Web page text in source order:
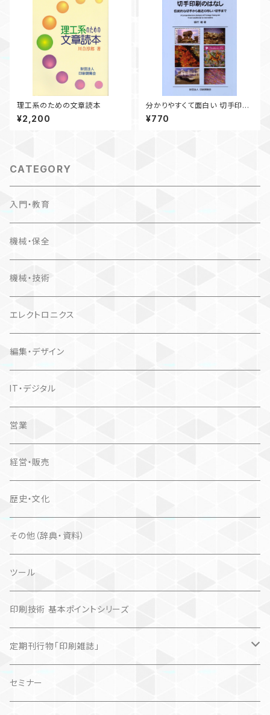
理工系のための文章読本
¥2,200
分かりやすくて面白い 切手印刷
のはなし
¥770
CATEGORY
入門・教育
機械・保全
機械・技術
エレクトロニクス
編集・デザイン
IT・デジタル
営業
経営・販売
歴史・文化
その他（辞典・資料）
ツール
印刷技術 基本ポイントシリーズ
定期刊行物「印刷雑誌」
記事（デジタル販売）
セミナー